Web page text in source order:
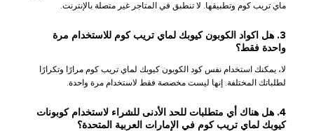
ماي تريب كوم وتطبيقها. لا تنطبق في المتاجر غير متصلة بالإنترنت.
3. هل اكواد الكوبون كيوبك لماي تريب كوم للاستخدام مرة
واحدة فقط؟
لا، يمكنك استخدام نفس كود الكوبون كيوبك لماي تريب كوم مرارًا وتكرارًا
لطلباتك المختلفة. إنها ليست مخصصة فقط لاستخدام مرة واحدة.
4. هل هناك أي متطلبات للحد الأدنى للشراء لاستخدام كوبونات
كيوبك لماي تريب كوم في الإمارات العربية المتحدة؟